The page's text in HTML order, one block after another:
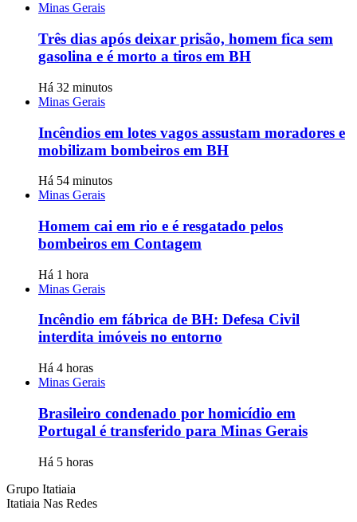
Minas Gerais
Três dias após deixar prisão, homem fica sem
gasolina e é morto a tiros em BH
Há 32 minutos
Minas Gerais
Incêndios em lotes vagos assustam moradores e
mobilizam bombeiros em BH
Há 54 minutos
Minas Gerais
Homem cai em rio e é resgatado pelos
bombeiros em Contagem
Há 1 hora
Minas Gerais
Incêndio em fábrica de BH: Defesa Civil
interdita imóveis no entorno
Há 4 horas
Minas Gerais
Brasileiro condenado por homicídio em
Portugal é transferido para Minas Gerais
Há 5 horas
Grupo Itatiaia
Itatiaia Nas Redes